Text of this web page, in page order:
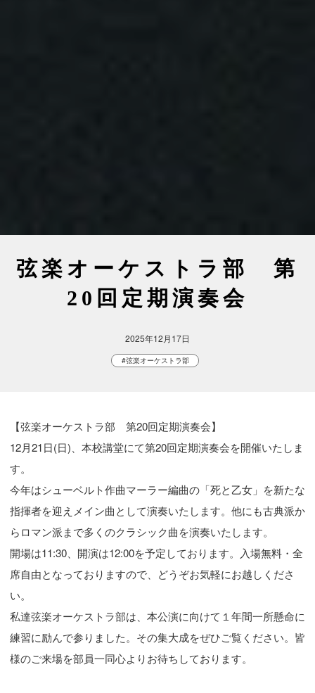
弦楽オーケストラ部 第
20回定期演奏会
2025年12月17日
#弦楽オーケストラ部
【弦楽オーケストラ部　第20回定期演奏会】
12月21日(日)、本校講堂にて第20回定期演奏会を開催いたしま
す。
今年はシューベルト作曲マーラー編曲の「死と乙女」を新たな
指揮者を迎えメイン曲として演奏いたします。他にも古典派か
らロマン派まで多くのクラシック曲を演奏いたします。
開場は11:30、開演は12:00を予定しております。入場無料・全
席自由となっておりますので、どうぞお気軽にお越しくださ
い。
私達弦楽オーケストラ部は、本公演に向けて１年間一所懸命に
練習に励んで参りました。その集大成をぜひご覧ください。皆
様のご来場を部員一同心よりお待ちしております。